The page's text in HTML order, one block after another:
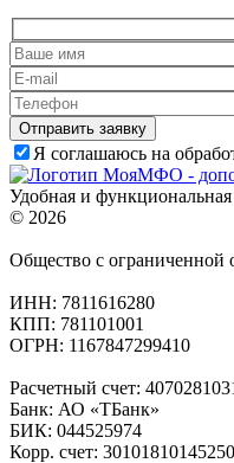
Я соглашаюсь на
Удобная и
© 2026
Общество с
ИНН: 7811616280
КПП: 781101001
ОГРН: 1167847299410
Расчетный счет:
Банк: АО «ТБанк»
БИК: 044525974
Корр. счет: